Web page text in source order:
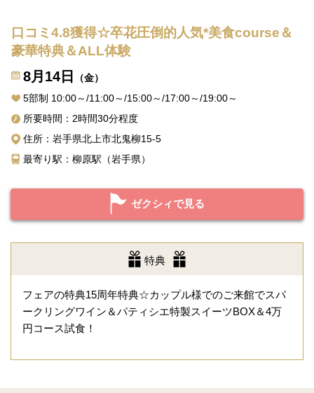
口コミ4.8獲得☆卒花圧倒的人気*美食course＆
豪華特典＆ALL体験
8月14日
（金）
5部制 10:00～/11:00～/15:00～/17:00～/19:00～
所要時間：2時間30分程度
住所：岩手県北上市北鬼柳15-5
最寄り駅：柳原駅（岩手県）
ゼクシィで見る
特典
フェアの特典15周年特典☆カップル様でのご来館でスパ
ークリングワイン＆パティシエ特製スイーツBOX＆4万
円コース試食！